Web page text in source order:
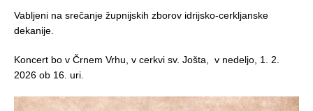
Vabljeni na srečanje župnijskih zborov idrijsko-cerkljanske
dekanije.
Koncert bo v Črnem Vrhu, v cerkvi sv. Jošta, v nedeljo, 1. 2.
2026 ob 16. uri.